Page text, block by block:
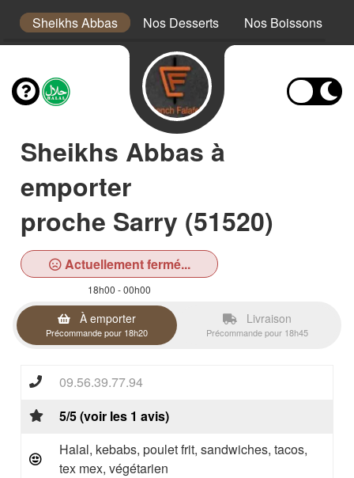
Sheikhs Abbas Nos Desserts Nos Boissons
Sheikhs Abbas à
emporter
proche Sarry (51520)
Actuellement fermé...
18h00 - 00h00
À emporter
Précommande pour 18h20
Livraison
Précommande pour 18h45
09.56.39.77.94
5/5 (voir les 1 avis)
Halal, kebabs, poulet frit, sandwiches, tacos,
tex mex, végétarien